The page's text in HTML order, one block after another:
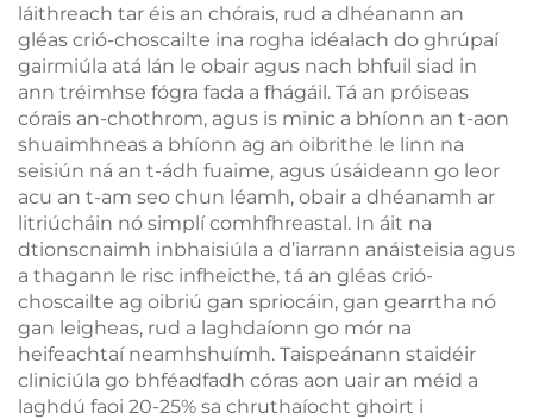
láithreach tar éis an chórais, rud a dhéanann an
gléas crió-choscailte ina rogha idéalach do ghrúpaí
gairmiúla atá lán le obair agus nach bhfuil siad in
ann tréimhse fógra fada a fhágáil. Tá an próiseas
córais an-chothrom, agus is minic a bhíonn an t-aon
shuaimhneas a bhíonn ag an oibrithe le linn na
seisiún ná an t-ádh fuaime, agus úsáideann go leor
acu an t-am seo chun léamh, obair a dhéanamh ar
litriúcháin nó simplí comhfhreastal. In áit na
dtionscnaimh inbhaisiúla a d’iarrann anáisteisia agus
a thagann le risc infheicthe, tá an gléas crió-
choscailte ag oibriú gan spriocáin, gan gearrtha nó
gan leigheas, rud a laghdaíonn go mór na
heifeachtaí neamhshuímh. Taispeánann staidéir
cliniciúla go bhféadfadh córas aon uair an méid a
laghdú faoi 20-25% sa chruthaíocht ghoirt i